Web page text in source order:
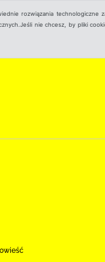
rozwiązania technologiczne
nie chcesz, by pliki